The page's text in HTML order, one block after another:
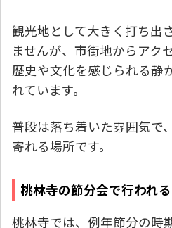
観光地として大きく打ち出
ませんが、市街地からアク
歴史や文化を感じられる静
れています。
普段は落ち着いた雰囲気で
寄れる場所です。
桃林寺の節分会で行われ
桃林寺では、例年節分の時